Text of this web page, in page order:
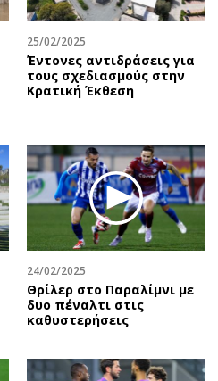
25/02/2025
Έντονες αντιδράσεις για
τους σχεδιασμούς στην
Κρατική Έκθεση
24/02/2025
Θρίλερ στο Παραλίμνι με
δυο πέναλτι στις
καθυστερήσεις